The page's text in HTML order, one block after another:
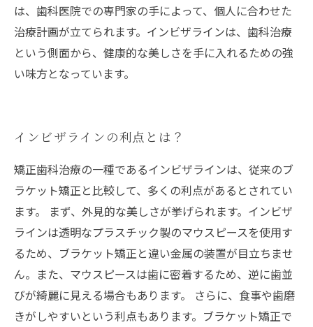
は、歯科医院での専門家の手によって、個人に合わせた
治療計画が立てられます。インビザラインは、歯科治療
という側面から、健康的な美しさを手に入れるための強
い味方となっています。
インビザラインの利点とは？
矯正歯科治療の一種であるインビザラインは、従来のブ
ラケット矯正と比較して、多くの利点があるとされてい
ます。 まず、外見的な美しさが挙げられます。インビザ
ラインは透明なプラスチック製のマウスピースを使用す
るため、ブラケット矯正と違い金属の装置が目立ちませ
ん。また、マウスピースは歯に密着するため、逆に歯並
びが綺麗に見える場合もあります。 さらに、食事や歯磨
きがしやすいという利点もあります。ブラケット矯正で